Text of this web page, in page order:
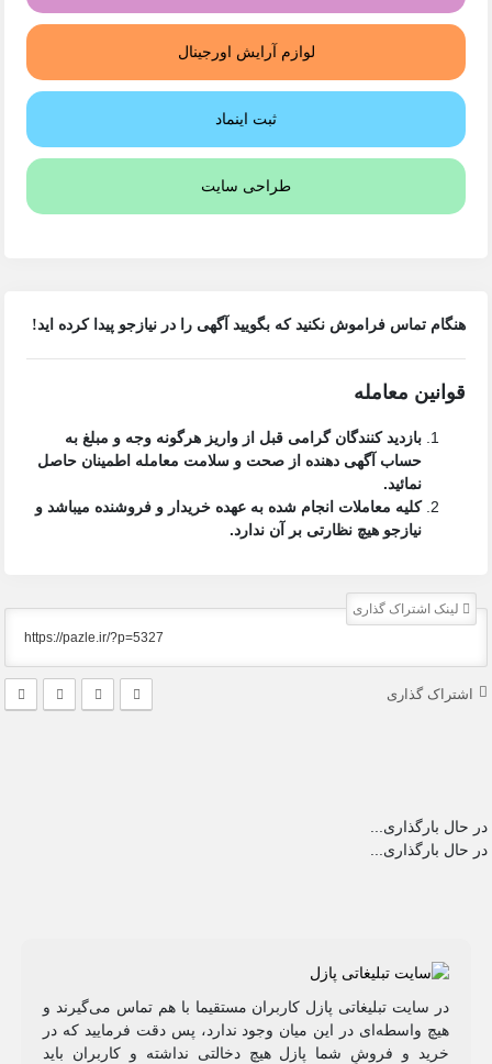
لوازم آرایش اورجینال
ثبت اینماد
طراحی سایت
هنگام تماس فراموش نکنید که بگویید آگهی را درنیازجوپیدا کرده اید!
قوانین معامله
بازدید کنندگان گرامی قبل از واریز هرگونه وجه و مبلغ به
حساب آگهی دهنده از صحت و سلامت معامله اطمینان حاصل
نمائید.
کلیه معاملات انجام شده به عهده خریدار و فروشنده میباشد و
نیازجو هیچ نظارتی بر آن ندارد.
لینک اشتراک گذاری
اشتراک گذاری
در حال بارگذاری...
در حال بارگذاری...
در سایت تبلیغاتی پازل کاربران مستقیما با هم تماس می‌گیرند و
هیچ واسطه‌ای در این میان وجود ندارد، پس دقت فرمایید که در
خرید و فروشِ شما پازل هیچ دخالتی نداشته و کاربران باید